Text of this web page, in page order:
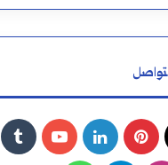
‫X بينتيريستلينكدإن‫YouTube
‏Tumblr